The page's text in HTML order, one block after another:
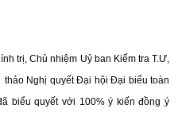
trị, Chủ nhiệm Uỷ ban Kiểm tra T.Ư,
Nghị quyết Đại hội Đại biểu toàn
biểu quyết với 100% ý kiến đồng ý